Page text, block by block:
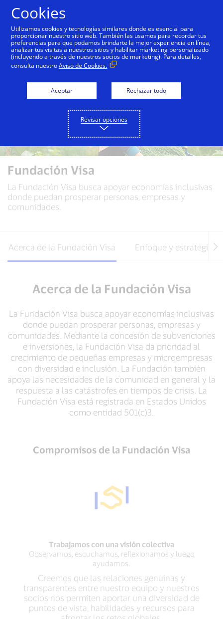
Fundación Visa
La Fundación Visa busca apoyar economías inclusivas
donde puedan prosperar personas, empresas y
comunidades.
Acerca de la Fundación Visa Enfoque y estrategia
Acerca de la Fundación Visa
La Fundación Visa busca apoyar economías inclusivas
donde puedan prosperar personas, empresas y
comunidades. Mediante la concesión de subvenciones
e inversiones, la Fundación Visa da prioridad al
crecimiento de pequeñas empresas y microempresas
con diversidad e inclusión. La Fundación también
apoya las necesidades de la comunidad en general y la
respuesta a las catástrofes en tiempos de crisis. La
Fundación Visa está registrada en Estados Unidos
como entidad 501(c)3.
Compromisos de la Fundación Visa
Trabajamos con una visión colectiva
Observamos, escuchamos, reflexionamos y luego
ayudamos.
Creemos que las relaciones genuinas y
transparentes entre nuestro equipo y nuestros
socios nos permiten aportar una diversidad de
puntos de vista, habilidades y recursos para
Cookies
Utilizamos cookies y tecnologías similares donde es esencial para
proporcionar nuestro sitio web. También las usamos para recordar tus
preferencias para que podamos brindarte la mejor experiencia en línea,
analizar tus visitas a nuestros sitios y habilitar marketing personalizado
(incluyendo a través de nuestros socios de marketing). Para detalles,
consulta nuestroAviso de Cookies.
Aceptar Rechazar todo
Revisar opciones